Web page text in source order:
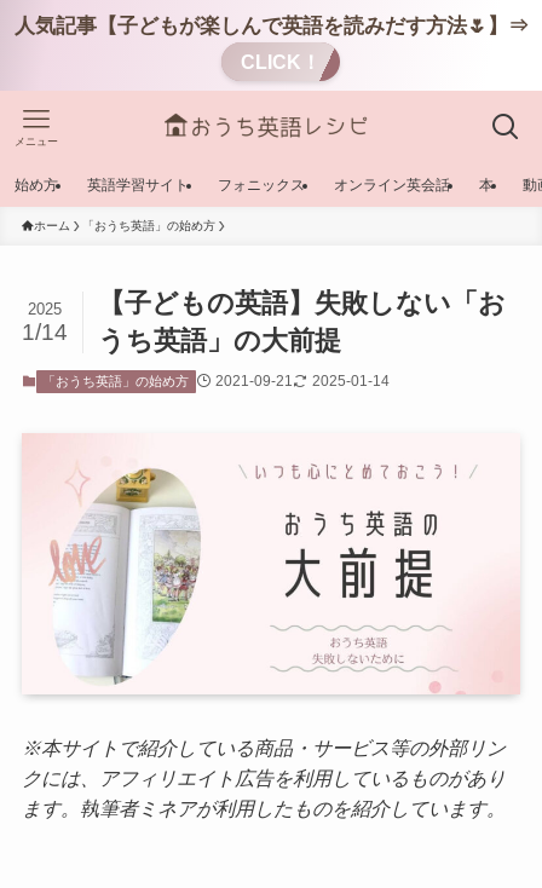
人気記事【子どもが楽しんで英語を読みだす方法🌷】⇒
CLICK！
メニュー
始め方 英語学習サイト フォニックス オンライン英会話 本 動
ホーム 「おうち英語」の始め方
【子どもの英語】失敗しない「お
うち英語」の大前提
2025
1/14
「おうち英語」の始め方 2021-09-21 2025-01-14
※本サイトで紹介している商品・サービス等の外部リン
クには、アフィリエイト広告を利用しているものがあり
ます。執筆者ミネアが利用したものを紹介しています。